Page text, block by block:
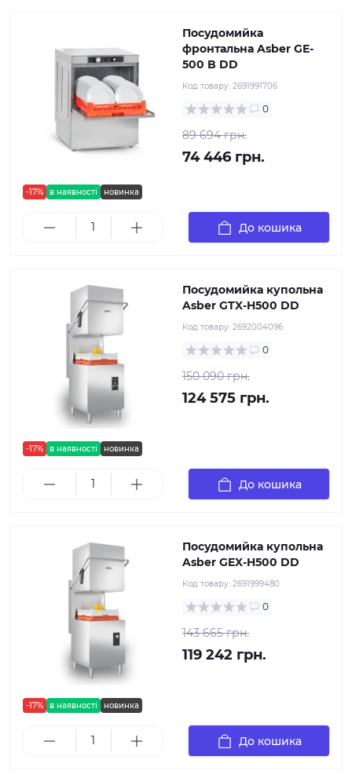
-17% в наявності новинка
Посудомийка
фронтальна Asber GE-
500 B DD
Код товару: 2691991706
0
89 694 грн.
74 446 грн.
До кошика
-17% в наявності новинка
Посудомийка купольна
Asber GTX-H500 DD
Код товару: 2692004096
0
150 090 грн.
124 575 грн.
До кошика
-17% в наявності новинка
Посудомийка купольна
Asber GEX-H500 DD
Код товару: 2691999480
0
143 665 грн.
119 242 грн.
До кошика